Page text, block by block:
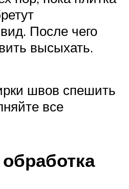
После чего
высыхать.
швов спешить
все